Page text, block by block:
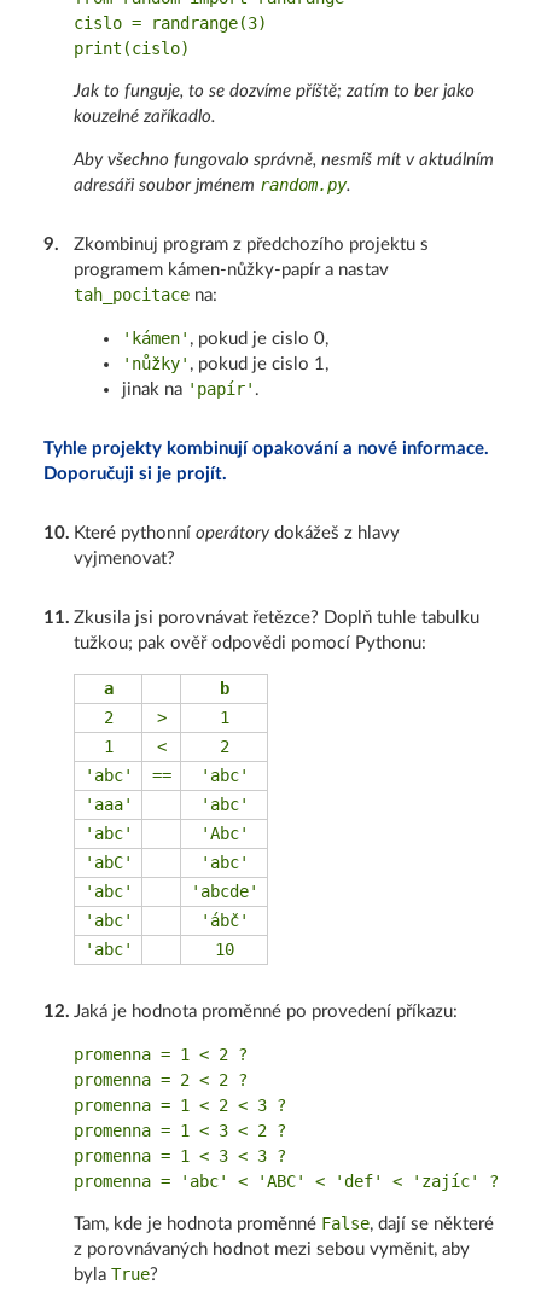
cislo = randrange(3)
Jak to funguje, to se dozvíme příště; zatím to ber jako
kouzelné zaříkadlo.
Aby všechno fungovalo správně, nesmíš mít v aktuálním
adresáři soubor jménem random.py.
9.
Zkombinuj program z předchozího projektu s
programem kámen-nůžky-papír a nastav
tah_pocitace na:
'kámen' , pokud je cislo 0,
'nůžky' , pokud je cislo 1,
jinak na 'papír' .
Tyhle projekty kombinují opakování a nové informace.
Doporučuji si je projít.
10. Které pythonníoperátorydokážeš z hlavy
vyjmenovat?
11. Zkusila jsi porovnávat řetězce? Doplň tuhle tabulku
tužkou; pak ověř odpovědi pomocí Pythonu:
a
b
2
>
1
1
<
2
'abc'
==
'abc'
'aaa'
'abc'
'abc'
'Abc'
'abC'
'abc'
'abc'
'abcde'
'abc'
'ábč'
'abc'
10
12. Jaká je hodnota proměnné po provedení příkazu:
promenna = 1 < 2 ?
promenna = 2 < 2 ?
promenna = 1 < 2 < 3 ?
promenna = 1 < 3 < 2 ?
promenna = 1 < 3 < 3 ?
Tam, kde je hodnota proměnné False, dají se některé
z porovnávaných hodnot mezi sebou vyměnit, aby
bylaTrue?